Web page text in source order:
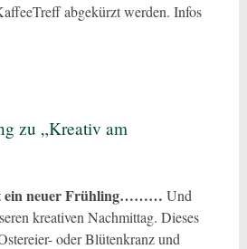
abgekürzt werden. Infos
zu „Kreativ am
ein neuer Frühling……… Und
kreativen Nachmittag. Dieses
oder Blütenkranz und